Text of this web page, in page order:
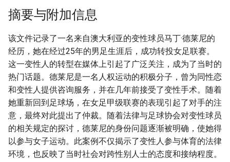
摘要与附加信息
该文件记录了一名来自澳大利亚的变性球员马丁·德莱尼的
经历，她在经过25年的男足生涯后，成功转投女足联赛。
这一变性人的转型在媒体上引起了广泛关注，成为了当时的
热门话题。德莱尼是一名人权运动的积极分子，曾为同性恋
和变性人提供咨询服务，并在几年前接受了变性手术。随着
她重新回到足球场，在女足甲级联赛的表现引起了对手的注
意，最终对此提出了仲裁。随着法律与足球协会对变性球员
的相关规定的探讨，德莱尼的身份问题逐渐被明确，使她得
以参与女子运动。此案例不仅揭示了变性人参与体育的法律
环境，也反映了当时社会对跨性别人士的态度和接纳程度。